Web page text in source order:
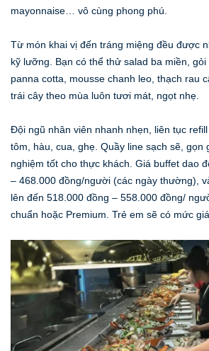
mayonnaise… vô cùng phong phú.
Từ món khai vị đến tráng miệng đều được
kỹ lưỡng. Bạn có thể thử salad ba miền, gỏi
panna cotta, mousse chanh leo, thạch rau
trái cây theo mùa luôn tươi mát, ngọt nhẹ.
Đội ngũ nhân viên nhanh nhẹn, liên tục
tôm, hàu, cua, ghẹ. Quầy line sạch sẽ, gọn
nghiệm tốt cho thực khách. Giá buffet dao
– 468.000 đồng/người (các ngày thường),
lên đến 518.000 đồng – 558.000 đồng/
chuẩn hoặc Premium. Trẻ em sẽ có mức